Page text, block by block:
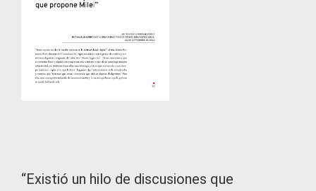
“Existió un hilo de discusiones que